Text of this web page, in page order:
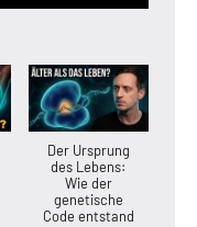
Der Ursprung
des Lebens:
Wie der
genetische
Code entstand